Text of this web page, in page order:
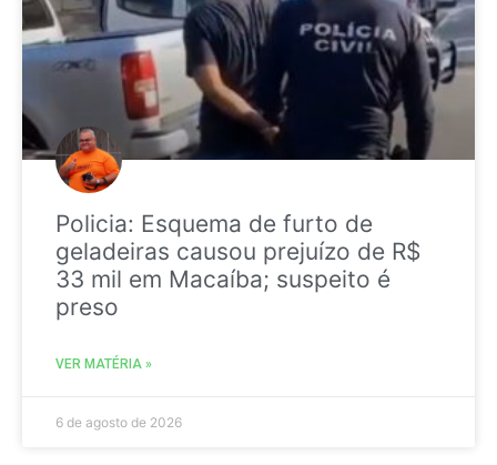
Policia: Esquema de furto de
geladeiras causou prejuízo de R$
33 mil em Macaíba; suspeito é
preso
VER MATÉRIA »
6 de agosto de 2026